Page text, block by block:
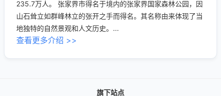
235.7万人。 张家界市得名于境内的张家界国家森林公园，因
山石耸立如群峰林立的张开之手而得名。其名称由来体现了当
地独特的自然景观和人文历史。...
查看更多介绍 >>
旗下站点